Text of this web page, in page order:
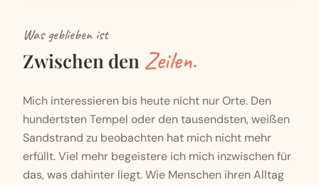
Was geblieben ist
Zwischen den Zeilen.
Mich interessieren bis heute nicht nur Orte. Den
hundertsten Tempel oder den tausendsten, weißen
Sandstrand zu beobachten hat mich nicht mehr
erfüllt. Viel mehr begeistere ich mich inzwischen für
das, was dahinter liegt. Wie Menschen ihren Alltag